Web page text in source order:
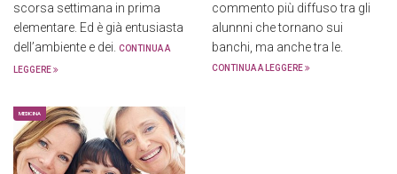
scorsa settimana in prima
elementare. Ed è già entusiasta
dell’ambiente e dei.
CONTINUA A
LEGGERE
commento più diffuso tra gli
alunnni che tornano sui
banchi, ma anche tra le.
CONTINUA A LEGGERE
MEDICINA